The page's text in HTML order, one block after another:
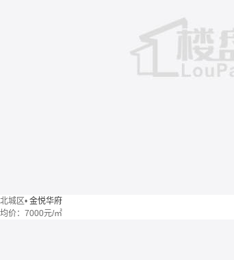
北城区• 金悦华府
均价： 7000元/㎡